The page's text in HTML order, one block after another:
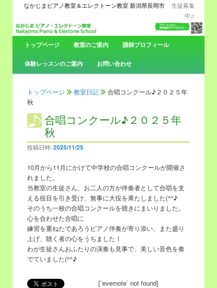
なかじまピアノ教室＆エレクトーン教室 新潟県長岡市
生徒募集
中♫
メ
イ
ン
コ
ン
テ
ン
ツ
へ
移
動
サ
ブ
コ
ン
テ
ン
ツ
へ
移
動
トップページ 教室のご案内 講師プロフィール
体験レッスンのご案内 お問い合わせ
トップページ 教室日記
合唱コンクール♪２０２５年
秋
合唱コンクール♪２０２５年
秋
投稿日時:2025/11/25
10月から11月にかけて中学校の合唱コンクールが開催さ
れました。
当教室の生徒さん、お二人の方が伴奏者として合唱を支
える役目を引き受け、無事に大役を果たしました(^^♪
そのうち一校の合唱コンクールを聴きにまいりました。
心を合わせた合唱に
練習を重ねたであろうピアノ伴奏が寄り添い、また盛り
上げ、聴く者の心をうちました！
わが生徒さんおふたりの演奏も見事で、美しい音色を奏
でていました(^^♪
[`evernote` not found]